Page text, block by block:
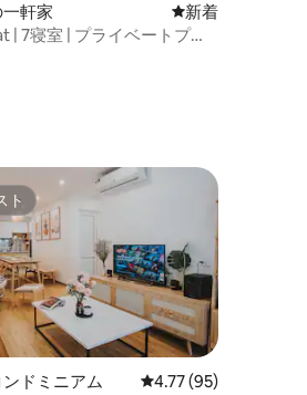
つ星の平均評価
軒家 新しい宿泊先
新着
| 7寝室 | プライベートプー
ト
ト
ドミニアム レビュー95件、5つ
4.77 (95)